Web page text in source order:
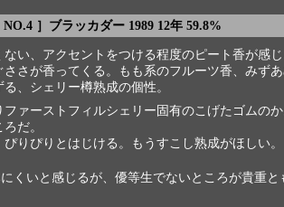
NO.4 ］ブラッカダー 1989 12年 59.8%
い、アクセントをつける程度のピート香が感じ
さが香ってくる。もも系のフルーツ香、みずあ
、シェリー樽熟成の個性。
ファーストフィルシェリー固有のこげたゴムの
だ。
りぴりとはじける。もうすこし熟成がほしい。
くいと感じるが、優等生でないところが貴重と